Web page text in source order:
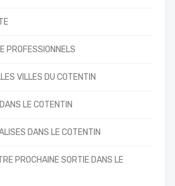
PROFESSIONNELS
VILLES DU COTENTIN
LE COTENTIN
DANS LE COTENTIN
PROCHAINE SORTIE DANS LE